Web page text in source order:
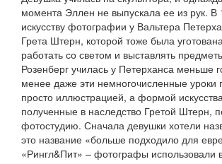
момента Эллен не выпускала ее из рук. В
искусству фотографии у Вальтера
Грета Штерн, которой тоже была
работать со светом и выставлять
Розенберг училась у Петерханса меньше
менее даже эти немногочисленные
просто иллюстрацией, а формой
полученные в наследство Гретой Штерн,
фотостудию. Сначала девушки хотели
это название «больше подходило для
«Рингл&Пит» – фотографы использовали